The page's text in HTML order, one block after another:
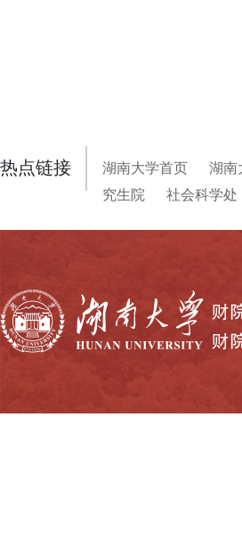
热点链接 湖南大学首页 湖南
究生院
社会科学处